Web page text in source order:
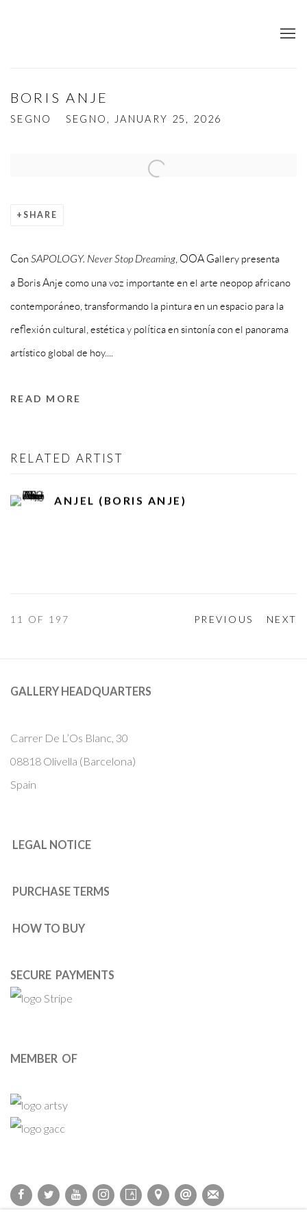
BORIS ANJE
SEGNO SEGNO, JANUARY 25, 2026
Open a larger version of the following image in a popup:
SHARE
Con SAPOLOGY. Never Stop Dreaming , OOA Gallery presenta
a Boris Anje como una voz importante en el arte neopop africano
contemporáneo, transformando la pintura en un espacio para la
reflexión cultural, estética y política en sintonía con el panorama
artístico global de hoy.
READ MORE
RELATED ARTIST
ANJEL (BORIS ANJE)
PREVIOUS NEXT
11 OF 197
GALLERY HEADQUARTERS
Carrer De L’Os Blanc, 30
08818 Olivella (Barcelona)
Spain
LEGAL NOTICE
PURCHASE TERMS
HOW TO BUY
SECURE PAYMENTS
MEMBER OF